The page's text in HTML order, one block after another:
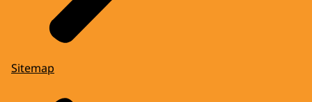
Sitemap